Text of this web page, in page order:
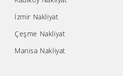
İzmir Nakliyat
Çeşme Nakliyat
Manisa Nakliyat